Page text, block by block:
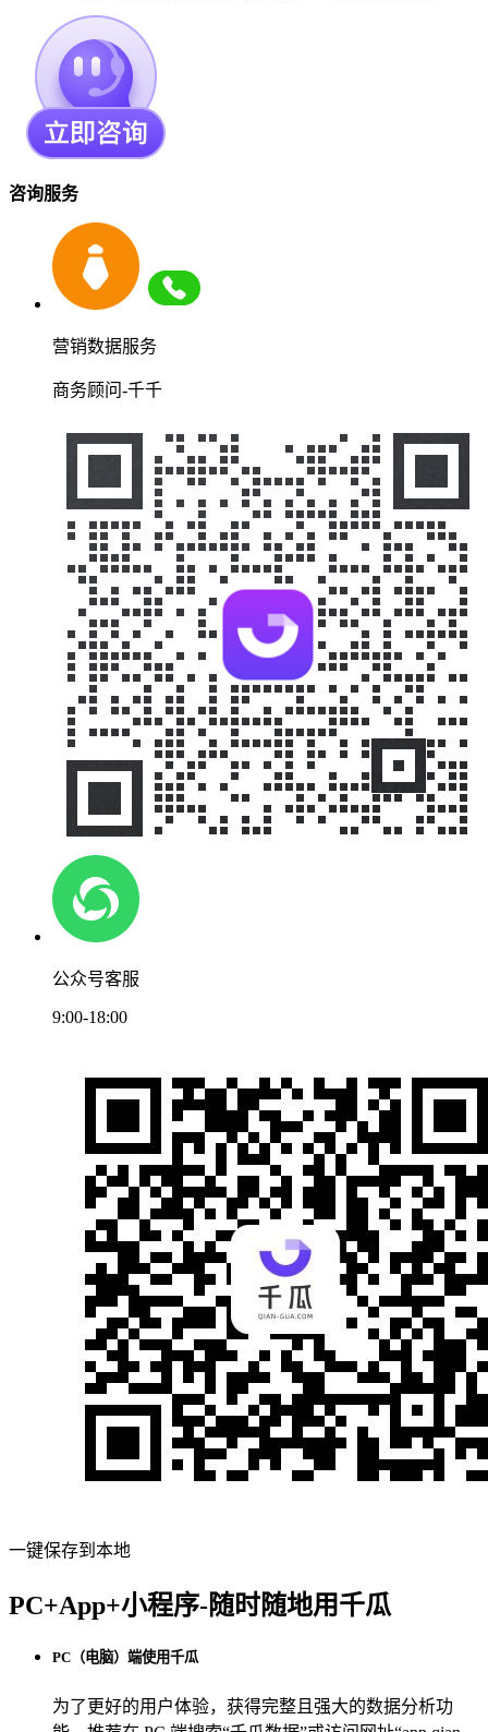
咨询服务
营销数据服务
商务顾问-千千
公众号客服
9:00-18:00
一键保存到本地
PC+App+小程序-随时随地用千瓜
PC（电脑）端使用千瓜
为了更好的用户体验，获得完整且强大的数据分析功